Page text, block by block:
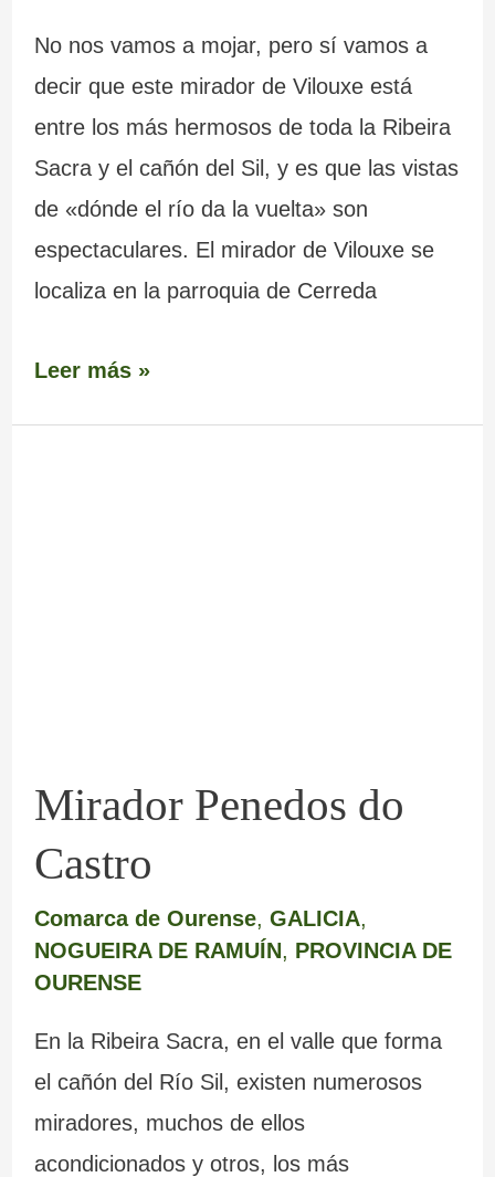
No nos vamos a mojar, pero sí vamos a
decir que este mirador de Vilouxe está
entre los más hermosos de toda la Ribeira
Sacra y el cañón del Sil, y es que las vistas
de «dónde el río da la vuelta» son
espectaculares. El mirador de Vilouxe se
localiza en la parroquia de Cerreda
Leer más »
Mirador Penedos do
Castro
Comarca de Ourense, GALICIA,
NOGUEIRA DE RAMUÍN, PROVINCIA DE
OURENSE
En la Ribeira Sacra, en el valle que forma
el cañón del Río Sil, existen numerosos
miradores, muchos de ellos
acondicionados y otros, los más